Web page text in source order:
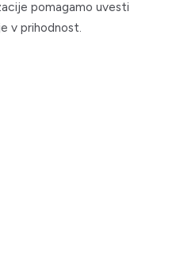
pomagamo uvesti
v prihodnost.